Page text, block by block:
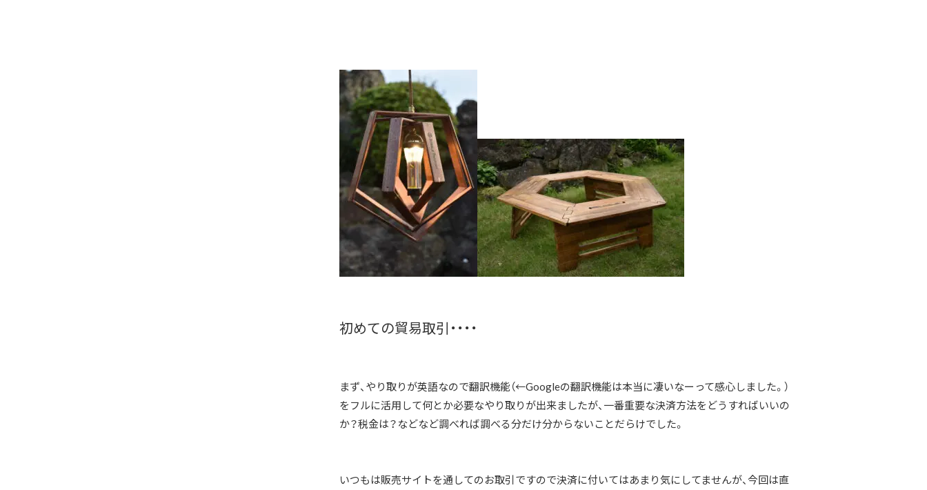
初めての貿易取引・・・・
まず、やり取りが英語なので翻訳機能（←Googleの翻訳機能は本当に凄いなーって感心しました。）
をフルに活用して何とか必要なやり取りが出来ましたが、一番重要な決済方法をどうすればいいの
か？税金は？などなど調べれば調べる分だけ分からないことだらけでした。
いつもは販売サイトを通してのお取引ですので決済に付いてはあまり気にしてませんが、今回は直